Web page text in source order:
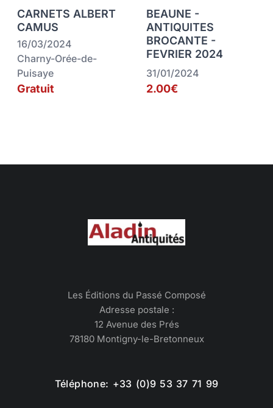
CARNETS ALBERT
CAMUS
16/03/2024
Charny-Orée-de-
Puisaye
Gratuit
BEAUNE -
ANTIQUITES
BROCANTE -
FEVRIER 2024
31/01/2024
2.00€
Les Éditions du Passé Composé
Adresse postale :
12 Avenue des Prés
78180 Montigny-le-Bretonneux
Téléphone: +33 (0)9 53 37 71 99